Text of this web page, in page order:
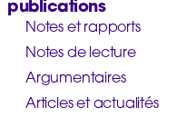
publications
Notes et rapports
Notes de lecture
Argumentaires
Articles et actualités